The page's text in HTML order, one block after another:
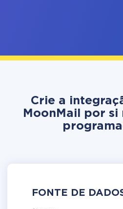
Crie a
MoonMail por si
FONTE DE